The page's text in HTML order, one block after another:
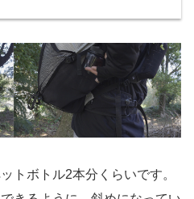
トボトル2本分くらいです。